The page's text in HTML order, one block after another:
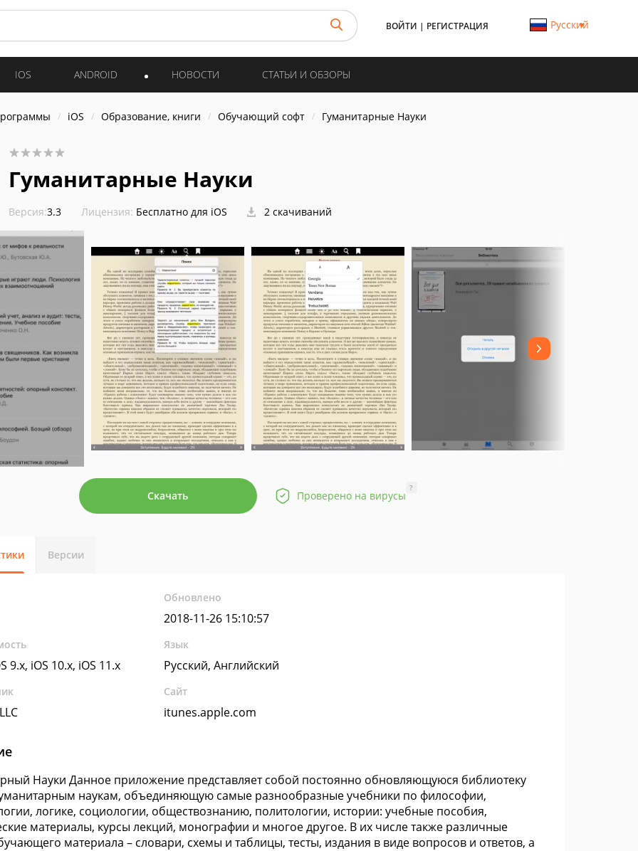
ВОЙТИ | РЕГИСТРАЦИЯ Русский
IOS ANDROID НОВОСТИ СТАТЬИ И ОБЗОРЫ
iOS Образование, книги Обучающий софт Гуманитарные Науки
Гуманитарные Науки
Версия:3.3 Лицензия: Бесплатно для iOS 2 скачиваний
Скачать Проверено на вирусы
?
Версии
Обновлено
2018-11-26 15:10:57
9.x, iOS 10.x, iOS 11.x
Язык
Русский, Английский
Сайт
itunes.apple.com
Науки Данное приложение представляет собой постоянно обновляющуюся библиотеку
наукам, объединяющую самые разнообразные учебники по философии,
логике, социологии, обществознанию, политологии, истории: учебные пособия,
материалы, курсы лекций, монографии и многое другое. В их числе также различные
материала – словари, схемы и таблицы, тесты, издания в виде вопросов и ответов, а